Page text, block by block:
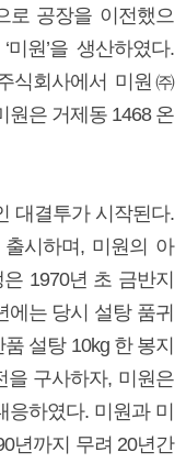
로 공장을 이전했으
원’을 생산하였다.
식회사에서 미원㈜
원은 거제동 1468 온
대결투가 시작된다.
시하며, 미원의 아
1970년 초 금반지
에는 당시 설탕 품귀
설탕 10kg 한 봉지
을 구사하자, 미원은
응하였다. 미원과 미
년까지 무려 20년간